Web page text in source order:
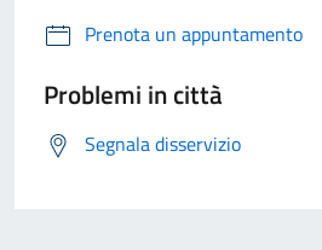
Prenota un appuntamento
Problemi in città
Segnala disservizio